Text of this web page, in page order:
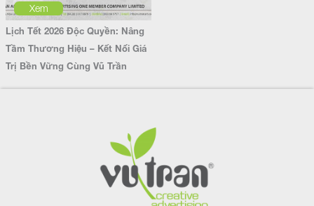
Xem
Lịch Tết 2026 Độc Quyền: Nâng
Tầm Thương Hiệu – Kết Nối Giá
Trị Bền Vững Cùng Vũ Trần